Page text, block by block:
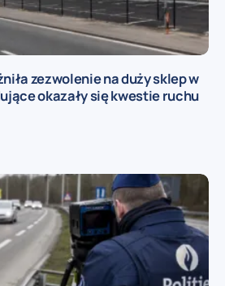
zezwolenie na duży sklep w
okazały się kwestie ruchu